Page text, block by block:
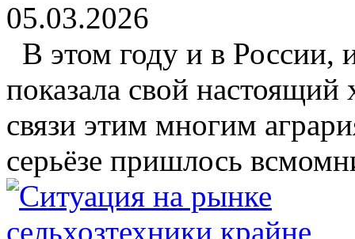
05.03.2026
В этом году и в России,
показала свой
связи этим многим
серьёзе пришлось